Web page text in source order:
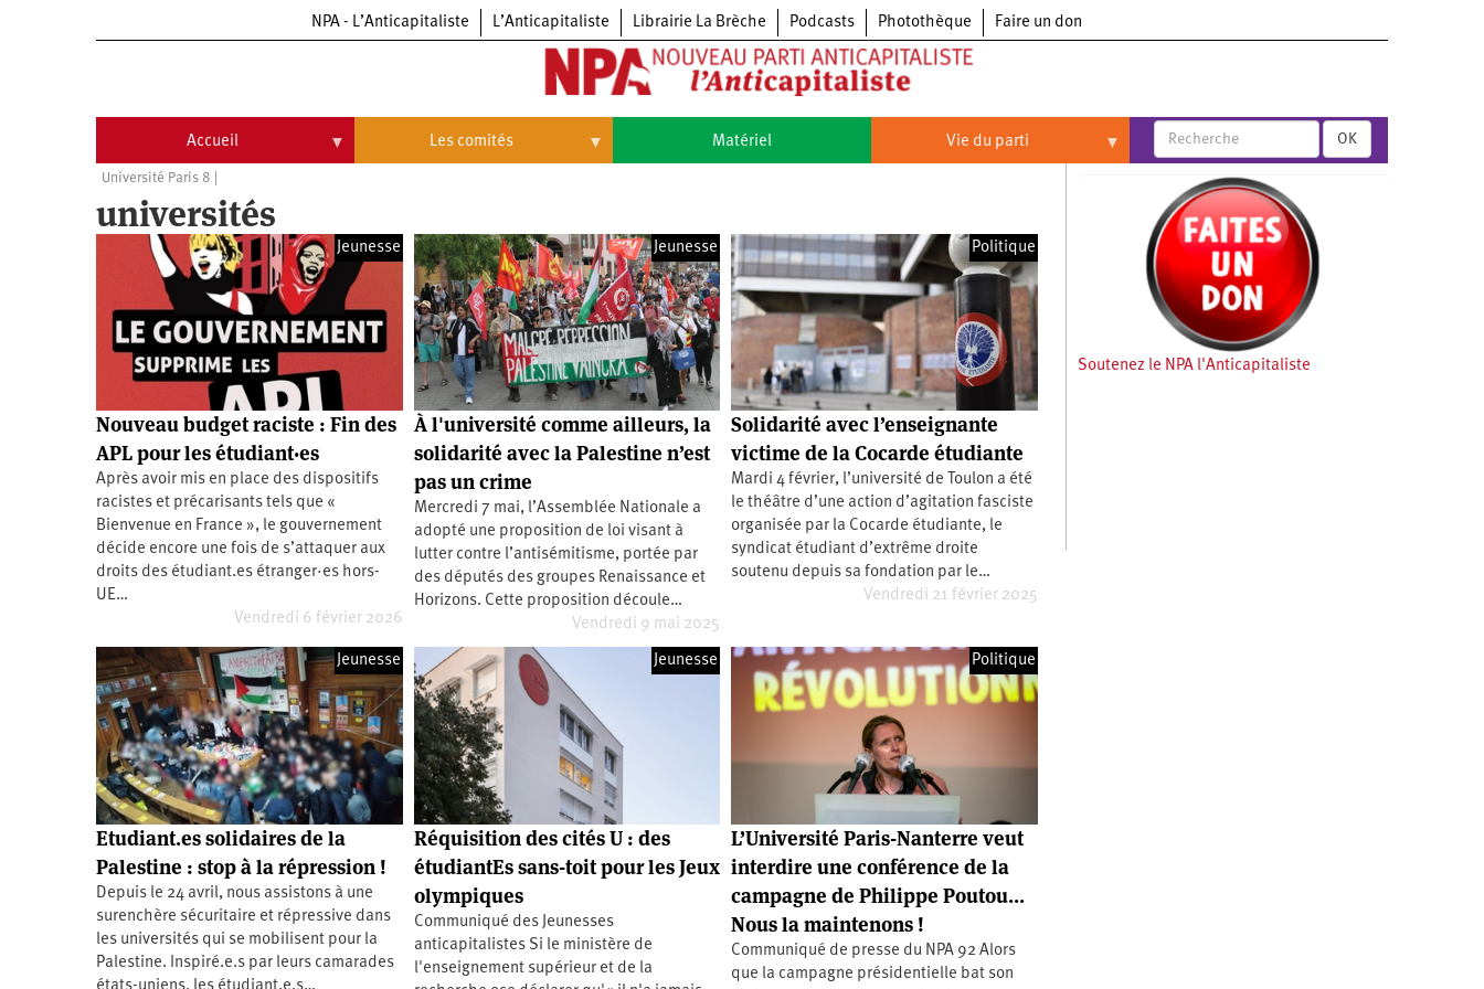
NPA - L’Anticapitaliste L’Anticapitaliste Librairie La Brèche Podcasts Photothèque Faire un don
Accueil
Communiqués
Université
Université
d’été
Université
2009
Université
d’été
2010
Université
d’été
2011
Université
d’été
2012
d’été
Université
d’été
2015
Université
d’été
2016
Université
d’été
2017
Université
d’été
2018
Université
2019
Université
d’été
2020
Université
d’été
2021
Université
Vidéos
Les comités
Commissions
sommes-
nous
?
Matériel Vie du parti
Congrès
du
NPA
Congrès
du
NPA
congrès
5e
congrès
4e
congrès
congrès
congrès
congrès
Principes
fondateurs
Statuts
du
parti
Textes
du
Conseil
politique
national
OK
Université Paris 8
universités
Jeunesse
Nouveau budget raciste : Fin des
APL pour les étudiant·es
Après avoir mis en place des dispositifs
racistes et précarisants tels que «
Bienvenue en France », le gouvernement
décide encore une fois de s’attaquer aux
droits des étudiant.es étranger·es hors-
UE…
Vendredi 6 février 2026
Jeunesse
À l'université comme ailleurs, la
solidarité avec la Palestine n’est
pas un crime
Mercredi 7 mai, l’Assemblée Nationale a
adopté une proposition de loi visant à
lutter contre l’antisémitisme, portée par
des députés des groupes Renaissance et
Horizons. Cette proposition découle…
Vendredi 9 mai 2025
Politique
Solidarité avec l’enseignante
victime de la Cocarde étudiante
Mardi 4 février, l’université de Toulon a été
le théâtre d’une action d’agitation fasciste
organisée par la Cocarde étudiante, le
syndicat étudiant d’extrême droite
soutenu depuis sa fondation par le…
Vendredi 21 février 2025
Jeunesse
Etudiant.es solidaires de la
Palestine : stop à la répression !
Depuis le 24 avril, nous assistons à une
surenchère sécuritaire et répressive dans
les universités qui se mobilisent pour la
Palestine. Inspiré.e.s par leurs camarades
Jeunesse
Réquisition des cités U : des
étudiantEs sans-toit pour les Jeux
olympiques
Communiqué des Jeunesses
anticapitalistes Si le ministère de
l'enseignement supérieur et de la
Politique
L’Université Paris-Nanterre veut
interdire une conférence de la
campagne de Philippe Poutou…
Nous la maintenons !
Communiqué de presse du NPA 92 Alors
que la campagne présidentielle bat son
Soutenez le NPA l'Anticapitaliste